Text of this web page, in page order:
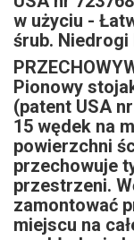
w użyciu -
śrub. Niedrogi
Pionowy
(patent USA
15 wędek na
powierzchni
przechowuje
przestrzeni.
zamontować
miejscu na